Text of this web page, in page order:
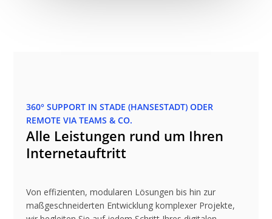
360° SUPPORT IN STADE (HANSESTADT) ODER
REMOTE VIA TEAMS & CO.
Alle Leistungen rund um Ihren
Internetauftritt
Von effizienten, modularen Lösungen bis hin zur
maßgeschneiderten Entwicklung komplexer Projekte,